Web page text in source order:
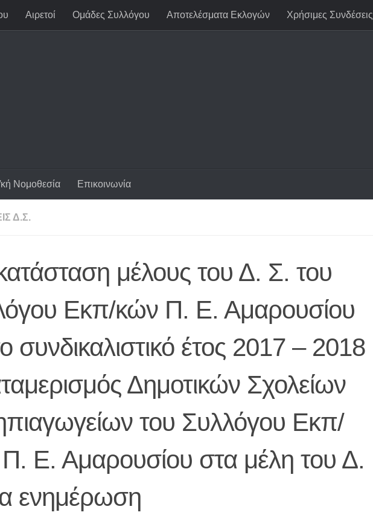
Αιρετοί Ομάδες Συλλόγου Αποτελέσματα Εκλογών Χρήσιμες Συνδέσεις
Νομοθεσία Επικοινωνία
Δ.Σ.
μέλους του Δ. Σ. του
Εκπ/κών Π. Ε. Αμαρουσίου
συνδικαλιστικό έτος 2017 – 2018
Δημοτικών Σχολείων
του Συλλόγου Εκπ/
Ε. Αμαρουσίου στα μέλη του Δ.
ενημέρωση